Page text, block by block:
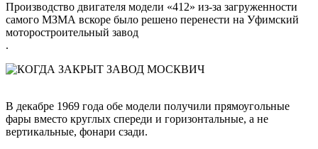
Производство двигателя модели «412» из-за загруженности
самого МЗМА вскоре было решено перенести на Уфимский
моторостроительный завод
.
В декабре 1969 года обе модели получили прямоугольные
фары вместо круглых спереди и горизонтальные, а не
вертикальные, фонари сзади.